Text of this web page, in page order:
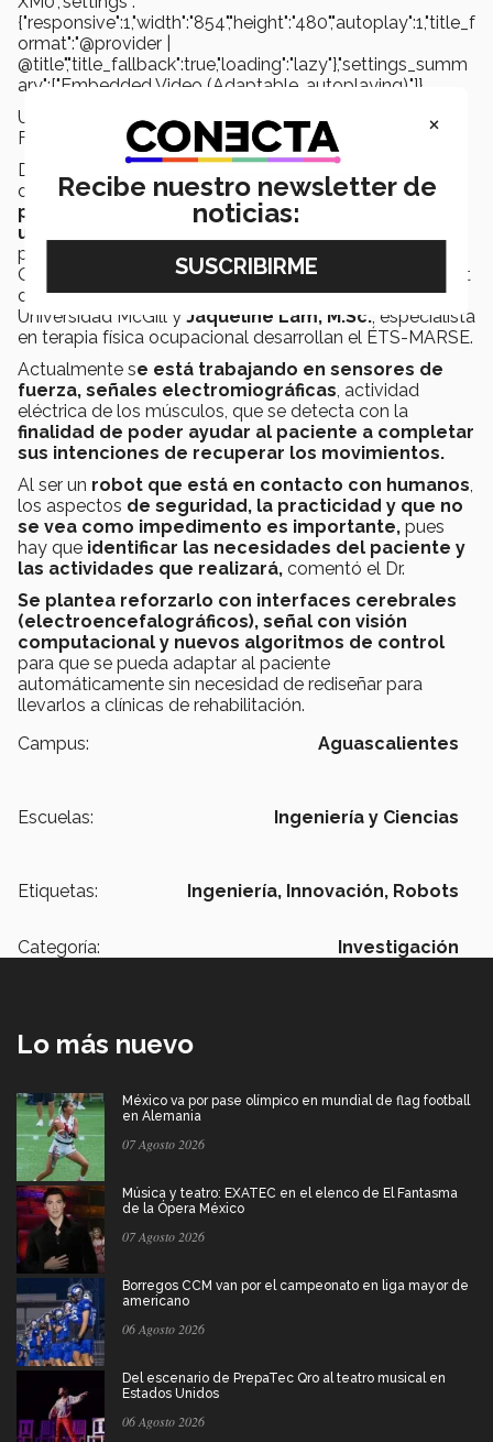
{"responsive":1,"width":"854","height":"480","autoplay":1,"title_f
ormat":"@provider |
@title","title_fallback":true,"loading":"lazy"},"settings_summ
ary":["Embedded Video (Adaptable, autoplaying)."]}
Uso del robot en tratamiento de rehabilitación pasiva. |
Fuente: Substance
Durante sus posgrados,el Dr. Cristobal
del
desarrollo, creación de algoritmos de control
para pruebas de rehabilitación y verificación de
usabilidad del robot
proyecto el
Dr. Maarouf Saadde la Universidad de
Quebec en conjunto con elDr. Philippe S.
Archambault
de la Escuela de Terapia Física y Ocupacional en la
Universidad McGill y Jaqueline Lam, M.Sc. , especialista
en terapia física ocupacional desarrollan el ÉTS-MARSE.
Actualmente se está trabajando en sensores de
fuerza, señales electromiográficas , actividad
eléctrica de los músculos, que se detecta con la
finalidad de poder ayudar al paciente a completar
sus intenciones de recuperar los movimientos.
Al ser un robot que está en contacto con humanos
los aspectos de seguridad, la practicidad y que no
se vea como impedimento es importante, pues
hay que identificar las necesidades del paciente y
las actividades que realizará, comentó el Dr.
Se plantea reforzarlo con interfaces cerebrales
(electroencefalográficos), señal con visión
computacional y nuevos algoritmos de control
para que se pueda adaptar al paciente
automáticamente sin necesidad de rediseñar para
llevarlos a clínicas de rehabilitación.
Campus:
Aguascalientes
Escuelas: Ingeniería y Ciencias
Etiquetas: Ingeniería, Innovación, Robots
Categoría: Investigación
Lo más nuevo
México va por pase olímpico en mundial de flag football
en Alemania
07 Agosto 2026
Música y teatro: EXATEC en el elenco de El Fantasma
de la Ópera México
07 Agosto 2026
Borregos CCM van por el campeonato en liga mayor de
americano
06 Agosto 2026
Del escenario de PrepaTec Qro al teatro musical en
Estados Unidos
06 Agosto 2026
×
Recibe nuestro newsletter de
noticias: